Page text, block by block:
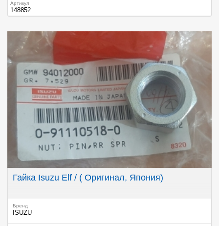
Артикул
148852
Гайка Isuzu Elf / ( Оригинал, Япония)
Бренд
ISUZU